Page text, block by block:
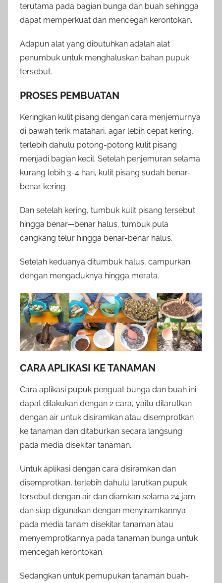
terutama pada bagian bunga dan buah sehingga
dapat memperkuat dan mencegah kerontokan.
Adapun alat yang dibutuhkan adalah alat
penumbuk untuk menghaluskan bahan pupuk
tersebut.
PROSES PEMBUATAN
Keringkan kulit pisang dengan cara menjemurnya
di bawah terik matahari, agar lebih cepat kering,
terlebih dahulu potong-potong kulit pisang
menjadi bagian kecil. Setelah penjemuran selama
kurang lebih 3-4 hari, kulit pisang sudah benar-
benar kering.
Dan setelah kering, tumbuk kulit pisang tersebut
hingga benar—benar halus, tumbuk pula
cangkang telur hingga benar-benar halus.
Setelah keduanya ditumbuk halus, campurkan
dengan mengaduknya hingga merata.
CARA APLIKASI KE TANAMAN
Cara aplikasi pupuk penguat bunga dan buah ini
dapat dilakukan dengan 2 cara, yaitu dilarutkan
dengan air untuk disiramkan atau disemprotkan
ke tanaman dan ditaburkan secara langsung
pada media disekitar tanaman.
Untuk aplikasi dengan cara disiramkan dan
disemprotkan, terlebih dahulu larutkan pupuk
tersebut dengan air dan diamkan selama 24 jam
dan siap digunakan dengan menyiramkannya
pada media tanam disekitar tanaman atau
menyemprotkannya pada tanaman bunga untuk
mencegah kerontokan.
Sedangkan untuk pemupukan tanaman buah-